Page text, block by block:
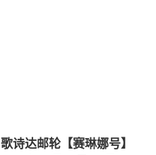
歌诗达邮轮【赛琳娜号】